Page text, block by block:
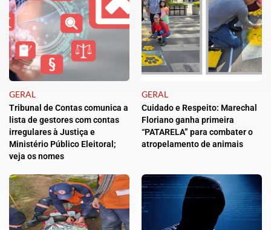
GERAL
Tribunal de Contas comunica a
lista de gestores com contas
irregulares à Justiça e
Ministério Público Eleitoral;
veja os nomes
GERAL
Cuidado e Respeito: Marechal
Floriano ganha primeira
“PATARELA” para combater o
atropelamento de animais